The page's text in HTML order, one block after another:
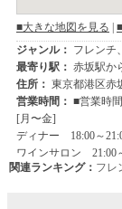
関連ランキング： フレ